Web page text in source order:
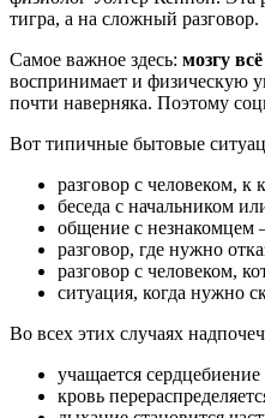
тигра, а на сложный разговор.
Самое важное здесь: мозгу
воспринимает и физическую
почти наверняка. Поэтому
Вот типичные бытовые
разговор с человеком, к
беседа с начальником
общение с незнакомцем
разговор, где нужно
разговор с человеком,
ситуация, когда нужно
Во всех этих случаях
учащается
кровь